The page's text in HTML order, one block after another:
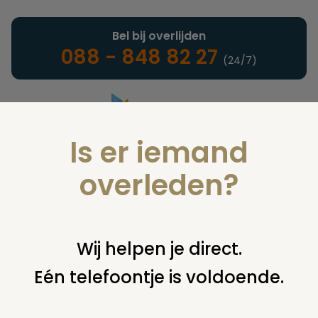
Landelijke uitvaartonderneming
Bel bij overlijden
088 - 848 82 27 (24/7)
U bent hier: home verzekeringen overige financiering uit
Is er iemand
overleden?
Wij helpen je direct.
Eén telefoontje is voldoende.